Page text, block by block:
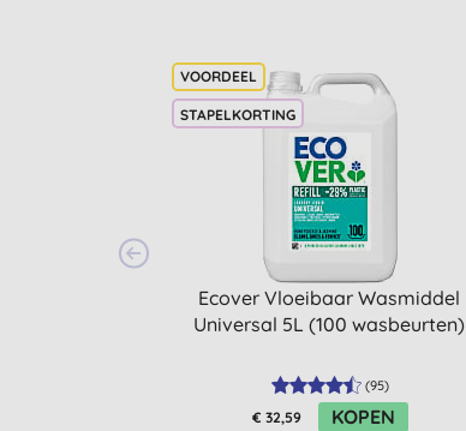
STAPELKORTING
Ecover Vloeibaar Wasmiddel
Universal 5L (100 wasbeurten)
(95)
€ 32,59 KOPEN